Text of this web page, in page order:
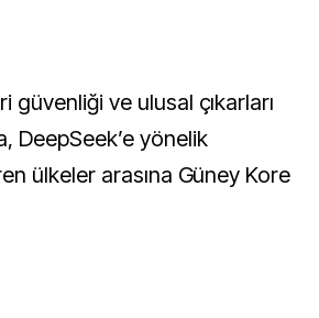
güvenliği ve ulusal çıkarları
DeepSeek’e yönelik
ülkeler arasına Güney Kore